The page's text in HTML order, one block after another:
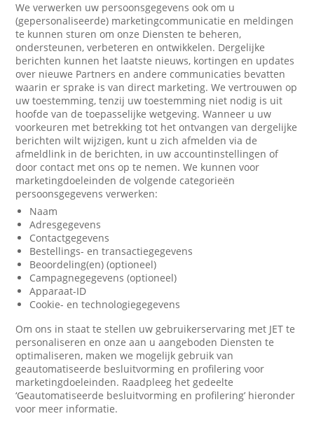
We verwerken uw persoonsgegevens ook om u
(gepersonaliseerde) marketingcommunicatie en meldingen
te kunnen sturen om onze Diensten te beheren,
ondersteunen, verbeteren en ontwikkelen. Dergelijke
berichten kunnen het laatste nieuws, kortingen en updates
over nieuwe Partners en andere communicaties bevatten
waarin er sprake is van direct marketing. We vertrouwen op
uw toestemming, tenzij uw toestemming niet nodig is uit
hoofde van de toepasselijke wetgeving. Wanneer u uw
voorkeuren met betrekking tot het ontvangen van dergelijke
berichten wilt wijzigen, kunt u zich afmelden via de
afmeldlink in de berichten, in uw accountinstellingen of
door contact met ons op te nemen. We kunnen voor
marketingdoeleinden de volgende categorieën
persoonsgegevens verwerken:
Naam
Adresgegevens
Contactgegevens
Bestellings- en transactiegegevens
Beoordeling(en) (optioneel)
Campagnegegevens (optioneel)
Apparaat-ID
Cookie- en technologiegegevens
Om ons in staat te stellen uw gebruikerservaring met JET te
personaliseren en onze aan u aangeboden Diensten te
optimaliseren, maken we mogelijk gebruik van
geautomatiseerde besluitvorming en profilering voor
marketingdoeleinden. Raadpleeg het gedeelte
‘Geautomatiseerde besluitvorming en profilering’ hieronder
voor meer informatie.